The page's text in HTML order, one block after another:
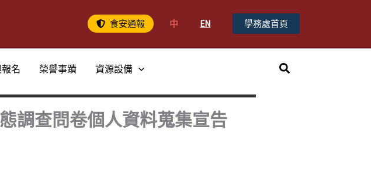
食安通報 中 EN 學務處首頁
名 榮譽事蹟 資源設備
搜
調查問卷個人資料蒐集宣告